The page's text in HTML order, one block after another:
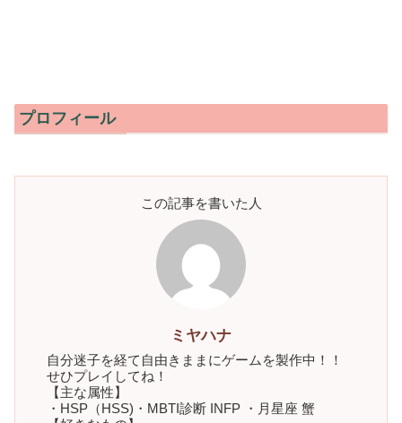
プロフィール
この記事を書いた人
ミヤハナ
自分迷子を経て自由きままにゲームを製作中！！
せひプレイしてね！
【主な属性】
・HSP（HSS)・MBTI診断 INFP ・月星座 蟹